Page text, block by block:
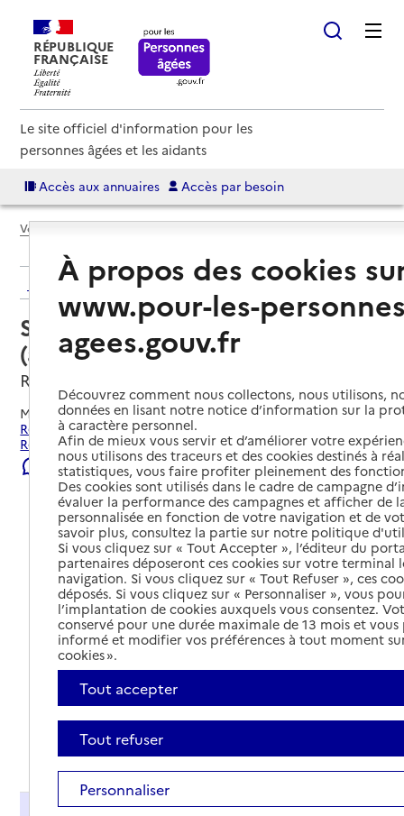
RÉPUBLIQUE
FRANÇAISE
Le site officiel d'information pour les
personnes âgées et les aidants
Accès aux annuaires Accès par besoin
Voir le fil d’Ariane
Retour aux résultats de l'annuaire
Service autonomie à domicile
(aide) – Services ADMR
Renaison, LOIRE
Mis à jour le23/07/2026
Rechercher les établissements et services autour de
Renaison.
Signaler une erreur
À propos des cookies
www.pour-les-
agees.gouv.fr
Découvrez comment nous collectons, nous utilisons,
données en lisant notre notice d’information sur la
à caractère personnel.
Afin de mieux vous servir et d’améliorer votre
nous utilisons des traceurs et des cookies destinés à
statistiques, vous faire profiter pleinement des
Des cookies sont utilisés dans le cadre de campagne
évaluer la performance des campagnes et afficher de
personnalisée en fonction de votre navigation et de
savoir plus, consultez la partie sur notre politique
Si vous cliquez sur « Tout Accepter », l’éditeur du
partenaires déposeront ces cookies sur votre terminal
navigation. Si vous cliquez sur « Tout Refuser », ces
déposés. Si vous cliquez sur « Personnaliser », vous
l’implantation de cookies auxquels vous consentez.
conservé pour une durée maximale de 13 mois et
informé et modifier vos préférences à tout moment
cookies ».
Tout accepter
Tout refuser
Personnaliser